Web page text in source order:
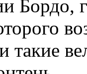
Бордо,
такие